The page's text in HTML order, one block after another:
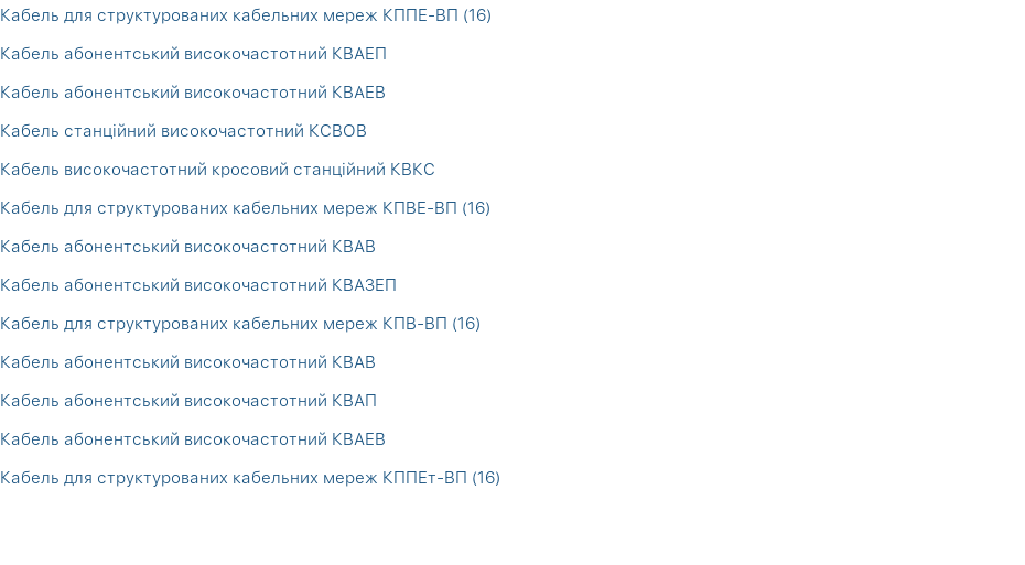
Кабель для структурованих кабельних мереж КППЕ-ВП (16)
Кабель абонентський високочастотний КВАЕП
Кабель абонентський високочастотний КВАЕВ
Кабель станційний високочастотний КСВОВ
Кабель високочастотний кросовий станційний КВКС
Кабель для структурованих кабельних мереж КПВЕ-ВП (16)
Кабель абонентський високочастотний КВАВ
Кабель абонентський високочастотний КВАЗЕП
Кабель для структурованих кабельних мереж КПВ-ВП (16)
Кабель абонентський високочастотний КВАВ
Кабель абонентський високочастотний КВАП
Кабель абонентський високочастотний КВАЕВ
Кабель для структурованих кабельних мереж КППЕт-ВП (16)